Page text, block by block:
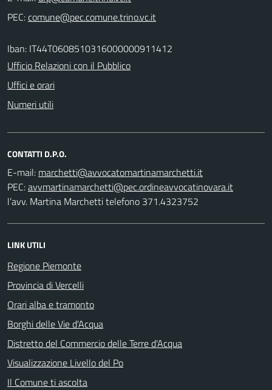
PEC:
Iban: IT44T0608510316000000911412
Ufficio Relazioni con il Pubblico
Uffici e orari
Numeri utili
CONTATTI D.P.O.
E-mail:
PEC:
l’avv. Martina Marchetti telefono 371.4323752
LINK UTILI
Regione Piemonte
Provincia di Vercelli
Orari alba e tramonto
Borghi delle Vie d'Acqua
Distretto del Commercio delle Terre d'Acqua
Visualizzazione Livello del Po
Il Comune ti ascolta